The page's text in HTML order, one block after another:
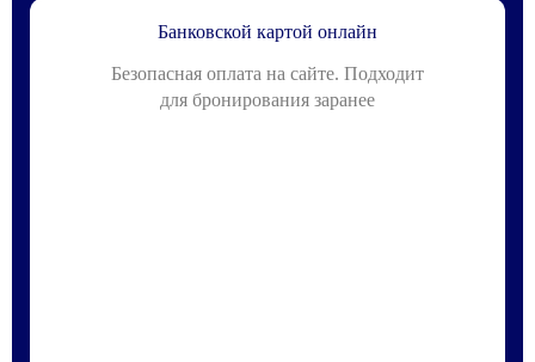
Банковской картой онлайн
Безопасная оплата на сайте. Подходит
для бронирования заранее